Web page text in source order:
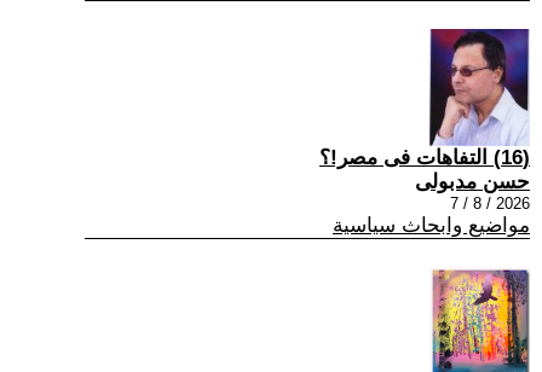
(16) التفاهات فى مصر!؟
حسن مدبولى
2026 / 8 / 7
مواضيع وابحاث سياسية